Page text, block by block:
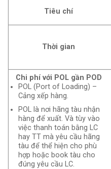
Tiêu chí
Thời gian
Chi phí với POL gần POD
POL (Port of Loading) –
Cảng xếp hàng.
POL là nơi hãng tàu nhận
hàng để xuất. Và tùy vào
việc thanh toán bằng LC
hay TT mà yêu cầu hãng
tàu để thể hiện cho phù
hợp hoặc book tàu cho
đúng yêu cầu LC.